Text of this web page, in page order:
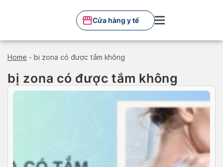
Cửa hàng y tế
Home - bị zona có được tắm không
bị zona có được tắm không